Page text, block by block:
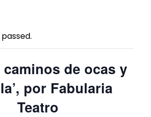
caminos de ocas y
por Fabularia
Teatro